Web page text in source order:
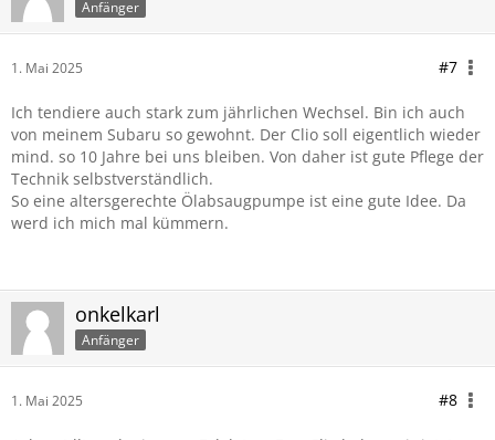
Anfänger
1. Mai 2025 #7
Ich tendiere auch stark zum jährlichen Wechsel. Bin ich auch
von meinem Subaru so gewohnt. Der Clio soll eigentlich wieder
mind. so 10 Jahre bei uns bleiben. Von daher ist gute Pflege der
Technik selbstverständlich.
So eine altersgerechte Ölabsaugpumpe ist eine gute Idee. Da
werd ich mich mal kümmern.
onkelkarl
Anfänger
1. Mai 2025 #8